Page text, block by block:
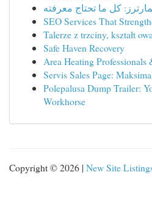
كل ما تحتاج معرفته
SEO Services That
Talerze z trzciny, kształt
Safe Haven Recovery
Area Heating Professionals
Servis Sales Page:
Polepalusa Dump Trailer:
Workhorse
Copyright © 2026 | New Site